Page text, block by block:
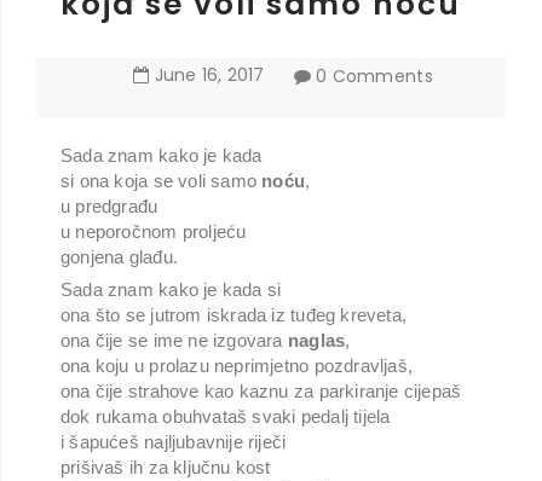
June 16, 2017 0 Comments
Sada znam kako je kada
si ona koja se voli samo noću,
u predgrađu
u neporočnom proljeću
gonjena glađu.
Sada znam kako je kada si
ona što se jutrom iskrada iz tuđeg kreveta,
ona čije se ime ne izgovara naglas,
ona koju u prolazu neprimjetno pozdravljaš,
ona čije strahove kao kaznu za parkiranje cijepaš
dok rukama obuhvataš svaki pedalj tijela
i šapućeš najljubavnije riječi
prišivaš ih za ključnu kost